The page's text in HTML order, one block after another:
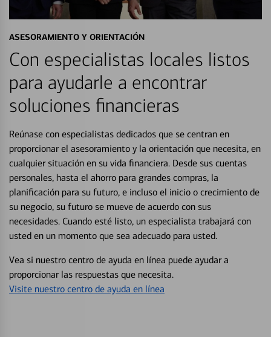
ASESORAMIENTO Y ORIENTACIÓN
Con especialistas locales listos
para ayudarle a encontrar
soluciones financieras
Reúnase con especialistas dedicados que se centran en
proporcionar el asesoramiento y la orientación que necesita, en
cualquier situación en su vida financiera. Desde sus cuentas
personales, hasta el ahorro para grandes compras, la
planificación para su futuro, e incluso el inicio o crecimiento de
su negocio, su futuro se mueve de acuerdo con sus
necesidades. Cuando esté listo, un especialista trabajará con
usted en un momento que sea adecuado para usted.
Vea si nuestro centro de ayuda en línea puede ayudar a
proporcionar las respuestas que necesita.
Visite nuestro centro de ayuda en línea